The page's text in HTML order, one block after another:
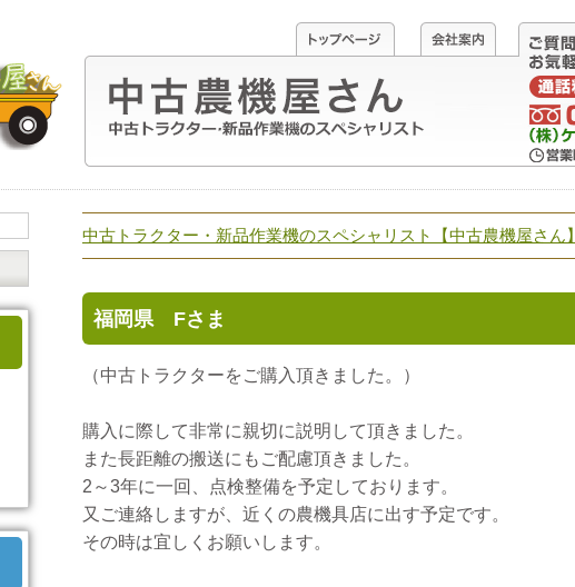
中古トラクター・新品作業機のスペシャリスト【中古農機屋さん】
福岡県 Fさま
（中古トラクターをご購入頂きました。）
購入に際して非常に親切に説明して頂きました。
また長距離の搬送にもご配慮頂きました。
2～3年に一回、点検整備を予定しております。
又ご連絡しますが、近くの農機具店に出す予定です。
その時は宜しくお願いします。